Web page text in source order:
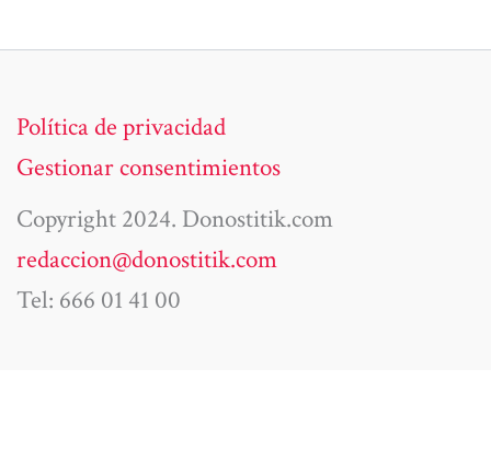
Política de privacidad
Gestionar consentimientos
Copyright 2024. Donostitik.com
redaccion@donostitik.com
Tel: 666 01 41 00